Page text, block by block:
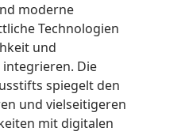
moderne
Technologien
und
Die
spiegelt den
und vielseitigeren
mit digitalen